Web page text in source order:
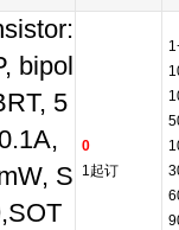
bipol
5
S
0
1起订